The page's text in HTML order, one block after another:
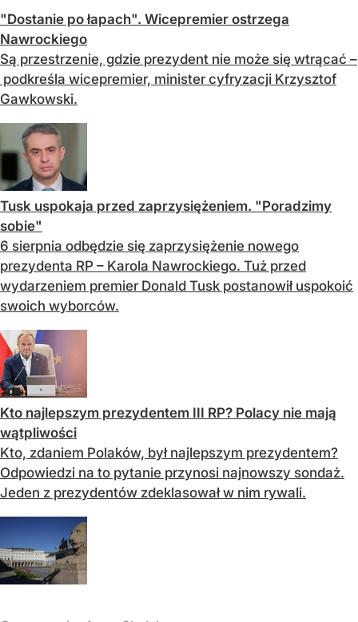
"Dostanie po łapach". Wicepremier ostrzega
Nawrockiego
Są przestrzenie, gdzie prezydent nie może się wtrącać –
podkreśla wicepremier, minister cyfryzacji Krzysztof
Gawkowski.
Tusk uspokaja przed zaprzysiężeniem. "Poradzimy
sobie"
6 sierpnia odbędzie się zaprzysiężenie nowego
prezydenta RP – Karola Nawrockiego. Tuż przed
wydarzeniem premier Donald Tusk postanowił uspokoić
swoich wyborców.
Kto najlepszym prezydentem III RP? Polacy nie mają
wątpliwości
Kto, zdaniem Polaków, był najlepszym prezydentem?
Odpowiedzi na to pytanie przynosi najnowszy sondaż.
Jeden z prezydentów zdeklasował w nim rywali.